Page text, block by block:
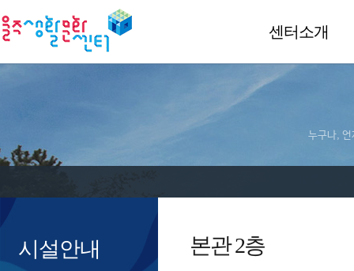
센터소개
누구나, 언
시설안내 본관 2층